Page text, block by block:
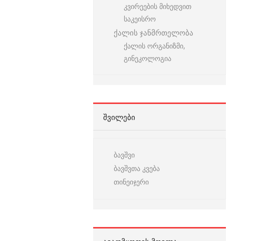
კვირეების მიხედვით
საკეისრო
ქალის ჯანმრთელობა
ქალის ორგანიზმი,
გინეკოლოგია
ᲨᲕᲘᲚᲔᲑᲘ
ბავშვი
ბავშვთა კვება
თინეიჯერი